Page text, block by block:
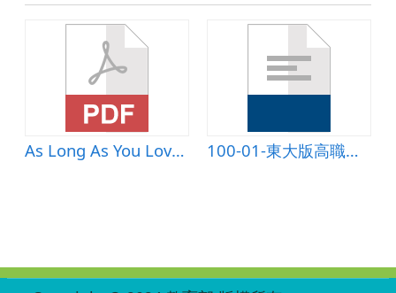
As Long As You Love Me 100-01-東大版高職英文(車版)-課文講解B101